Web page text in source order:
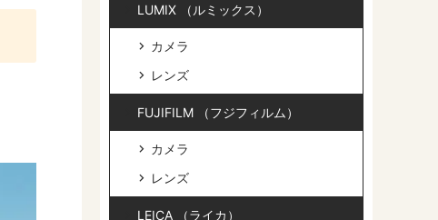
LUMIX （ルミックス）
カメラ
レンズ
FUJIFILM （フジフィルム）
カメラ
レンズ
LEICA （ライカ）